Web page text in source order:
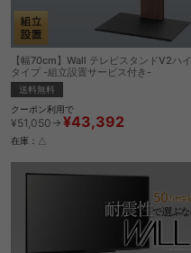
【幅70cm】Wall テレビスタンドV2ハイ
タイプ -組立設置サービス付き-
送料無料
クーポン利用で
¥51,050→ ¥43,392
在庫：△